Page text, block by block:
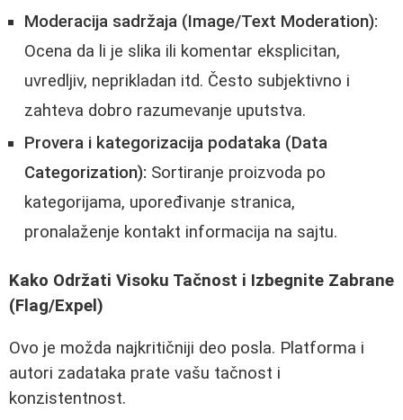
Moderacija sadržaja (Image/Text Moderation):
Ocena da li je slika ili komentar eksplicitan,
uvredljiv, neprikladan itd. Često subjektivno i
zahteva dobro razumevanje uputstva.
Provera i kategorizacija podataka (Data
Categorization): Sortiranje proizvoda po
kategorijama, upoređivanje stranica,
pronalaženje kontakt informacija na sajtu.
Kako Održati Visoku Tačnost i Izbegnite Zabrane
(Flag/Expel)
Ovo je možda najkritičniji deo posla. Platforma i
autori zadataka prate vašu tačnost i
konzistentnost.